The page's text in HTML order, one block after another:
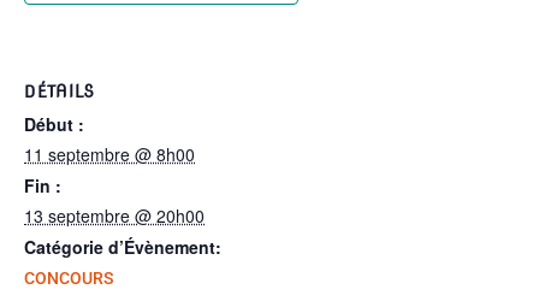
DÉTAILS
Début :
11 septembre @ 8h00
Fin :
13 septembre @ 20h00
Catégorie d’Évènement:
CONCOURS